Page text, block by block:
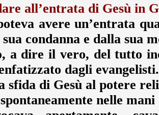
all’entrata di Gesù in
avere un’entrata
condanna e dalla sua
a dire il vero, del tutto
dagli evangelisti.
sfida di Gesù al potere
nelle